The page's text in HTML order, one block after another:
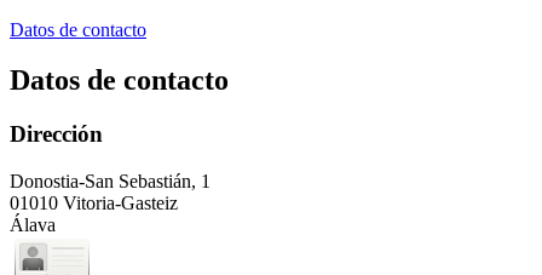
Datos de contacto
Datos de contacto
Dirección
Donostia-San Sebastián, 1
01010 Vitoria-Gasteiz
Álava